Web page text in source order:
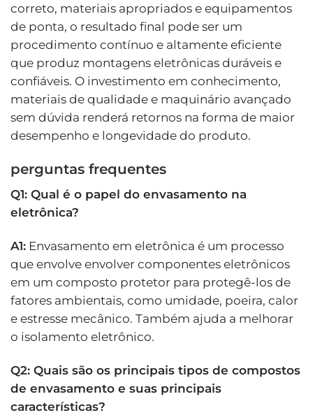
correto, materiais apropriados e equipamentos
de ponta, o resultado final pode ser um
procedimento contínuo e altamente eficiente
que produz montagens eletrônicas duráveis ​​e
confiáveis. O investimento em conhecimento,
materiais de qualidade e maquinário avançado
sem dúvida renderá retornos na forma de maior
desempenho e longevidade do produto.
perguntas frequentes
Q1: Qual é o papel do envasamento na
eletrônica?
A1: Envasamento em eletrônica é um processo
que envolve envolver componentes eletrônicos
em um composto protetor para protegê-los de
fatores ambientais, como umidade, poeira, calor
e estresse mecânico. Também ajuda a melhorar
o isolamento eletrônico.
Q2: Quais são os principais tipos de compostos
de envasamento e suas principais
características?